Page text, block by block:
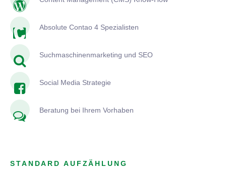
Absolute Contao 4 Spezialisten
Suchmaschinenmarketing und SEO
Social Media Strategie
Beratung bei Ihrem Vorhaben
STANDARD AUFZÄHLUNG